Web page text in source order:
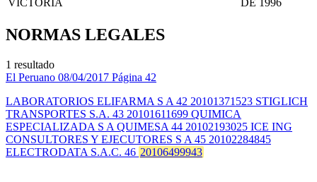
VICTORIA
DE 1996
NORMAS LEGALES
1 resultado
El Peruano 08/04/2017 Página 42
LABORATORIOS ELIFARMA S A 42 20101371523 STIGLICH
TRANSPORTES S.A. 43 20101611699 QUIMICA
ESPECIALIZADA S A QUIMESA 44 20102193025 ICE ING
CONSULTORES Y EJECUTORES S A 45 20102284845
ELECTRODATA S.A.C. 46 20106499943